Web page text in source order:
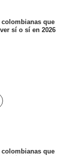
que
sí o sí en 2026
que